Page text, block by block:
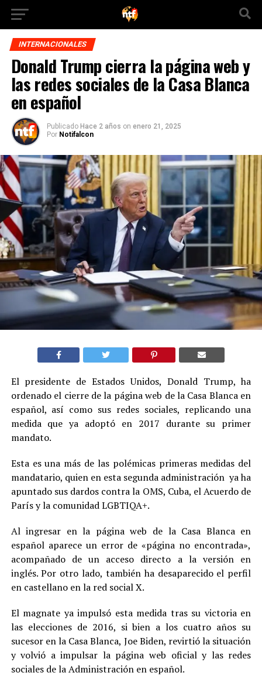
INTERNACIONALES
Donald Trump cierra la página web y
las redes sociales de la Casa Blanca
en español
Publicado Hace 2 años on enero 21, 2025
Por Notifalcon
El presidente de Estados Unidos, Donald Trump, ha
ordenado el cierre de la página web de la Casa Blanca en
español, así como sus redes sociales, replicando una
medida que ya adoptó en 2017 durante su primer
mandato.
Esta es una más de las polémicas primeras medidas del
mandatario, quien en esta segunda administración ya ha
apuntado sus dardos contra la OMS, Cuba, el Acuerdo de
París y la comunidad LGBTIQA+.
Al ingresar en la página web de la Casa Blanca en
español aparece un error de «página no encontrada»,
acompañado de un acceso directo a la versión en
inglés. Por otro lado, también ha desaparecido el perfil
en castellano en la red social X.
El magnate ya impulsó esta medida tras su victoria en
las elecciones de 2016, si bien a los cuatro años su
sucesor en la Casa Blanca, Joe Biden, revirtió la situación
y volvió a impulsar la página web oficial y las redes
sociales de la Administración en español.